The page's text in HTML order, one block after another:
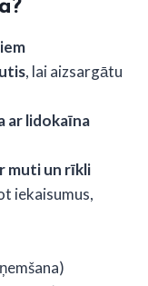
, lai aizsargātu
ar lidokaīna
muti un rīkli
iekaisumus,